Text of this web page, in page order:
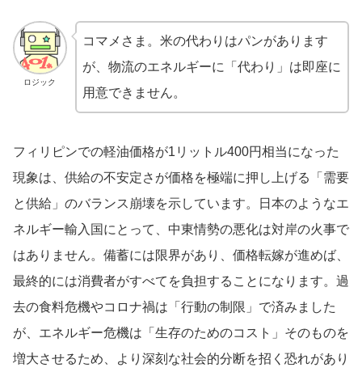
ロジック
コマメさま。米の代わりはパンがあります
が、物流のエネルギーに「代わり」は即座に
用意できません。
フィリピンでの軽油価格が1リットル400円相当になった
現象は、供給の不安定さが価格を極端に押し上げる「需要
と供給」のバランス崩壊を示しています。日本のようなエ
ネルギー輸入国にとって、中東情勢の悪化は対岸の火事で
はありません。備蓄には限界があり、価格転嫁が進めば、
最終的には消費者がすべてを負担することになります。過
去の食料危機やコロナ禍は「行動の制限」で済みました
が、エネルギー危機は「生存のためのコスト」そのものを
増大させるため、より深刻な社会的分断を招く恐れがあり